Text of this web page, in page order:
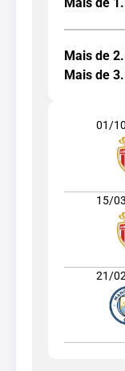
Mais de
Mais de
01/
15/
21/